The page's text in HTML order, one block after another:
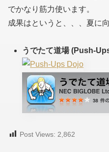
でかなり筋力使います。
成果はというと、、、夏に
うでたて道場 (Push-
Post Views: 2,862